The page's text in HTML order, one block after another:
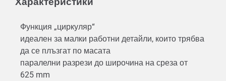
Функция „циркуляр“
идеален за малки работни детайли, които трябва
да се плъзгат по масата
паралелни разрези до широчина на среза от
625 mm